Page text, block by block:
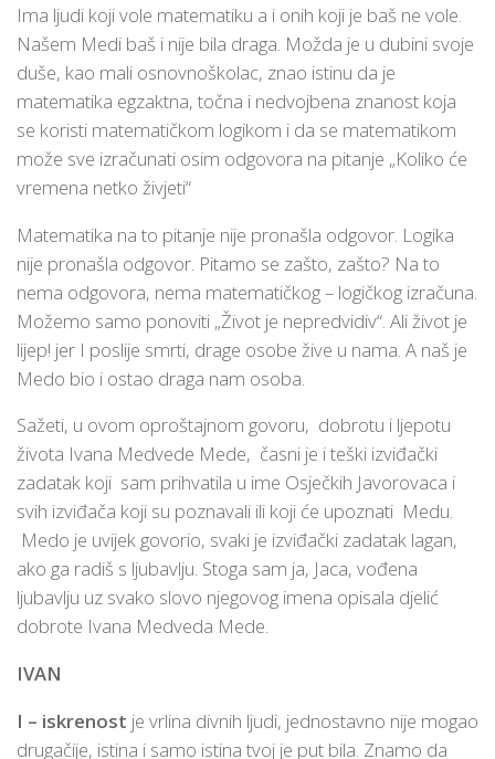
Ima ljudi koji vole matematiku a i onih koji je baš ne vole.
Našem Medi baš i nije bila draga. Možda je u dubini svoje
duše, kao mali osnovnoškolac, znao istinu da je
matematika egzaktna, točna i nedvojbena znanost koja
se koristi matematičkom logikom i da se matematikom
može sve izračunati osim odgovora na pitanje „Koliko će
vremena netko živjeti“
Matematika na to pitanje nije pronašla odgovor. Logika
nije pronašla odgovor. Pitamo se zašto, zašto? Na to
nema odgovora, nema matematičkog – logičkog izračuna.
Možemo samo ponoviti „Život je nepredvidiv“. Ali život je
lijep! jer I poslije smrti, drage osobe žive u nama. A naš je
Medo bio i ostao draga nam osoba.
Sažeti, u ovom oproštajnom govoru, dobrotu i ljepotu
života Ivana Medvede Mede, časni je i teški izviđački
zadatak koji sam prihvatila u ime Osječkih Javorovaca i
svih izviđača koji su poznavali ili koji će upoznati Medu.
Medo je uvijek govorio, svaki je izviđački zadatak lagan,
ako ga radiš s ljubavlju. Stoga sam ja, Jaca, vođena
ljubavlju uz svako slovo njegovog imena opisala djelić
dobrote Ivana Medveda Mede.
IVAN
I – iskrenost je vrlina divnih ljudi, jednostavno nije mogao
drugačije, istina i samo istina tvoj je put bila. Znamo da